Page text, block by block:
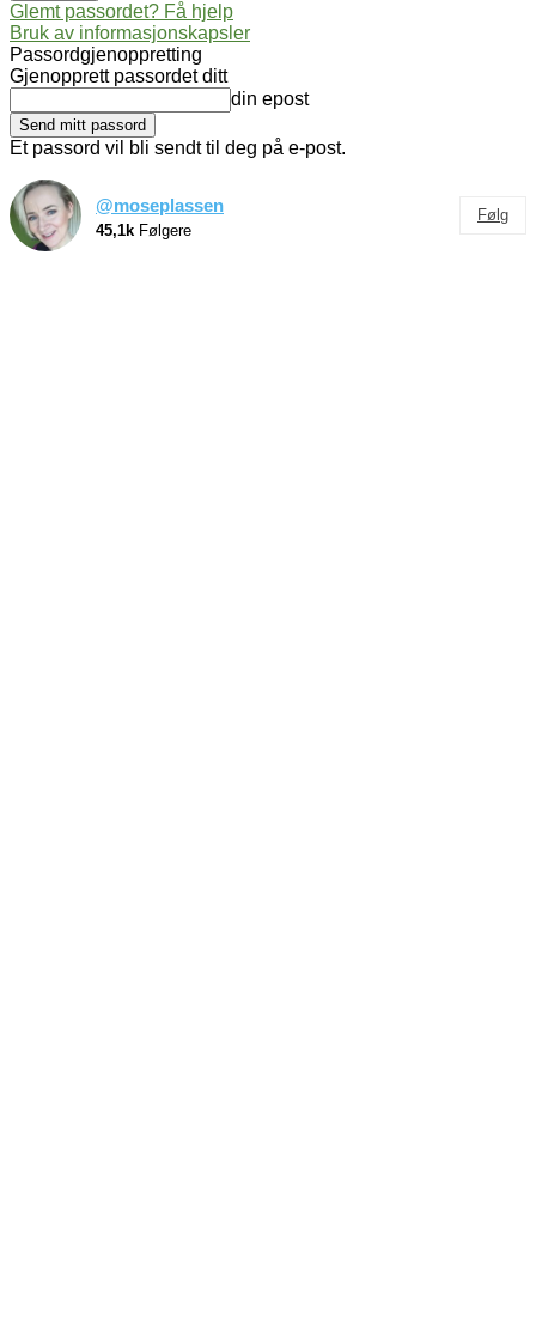
Glemt passordet? Få hjelp
Bruk av informasjonskapsler
Passordgjenoppretting
Gjenopprett passordet ditt
din epost
Et passord vil bli sendt til deg på e-post.
@moseplassen
45,1k Følgere
Følg